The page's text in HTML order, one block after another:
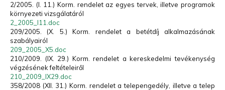
2/2005. (I. 11.) Korm. rendelet az egyes tervek, illetve programok
környezeti vizsgálatáról
2_2005_I11.doc
209/2005. (X. 5.) Korm. rendelet a betétdíj alkalmazásának
szabályairól
209_2005_X5.doc
210/2009. (IX. 29.) Korm. rendelet a kereskedelmi tevékenység
végzésének feltételeiről
210_2009_IX29.doc
358/2008 (XII. 31.) Korm. rendelet a telepengedély, illetve a telep